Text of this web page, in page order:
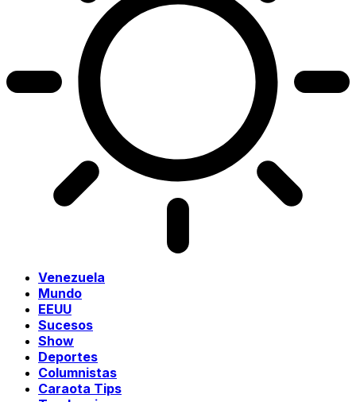
Venezuela
Mundo
EEUU
Sucesos
Show
Deportes
Columnistas
Caraota Tips